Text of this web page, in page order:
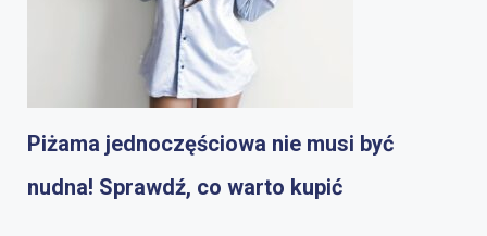
Piżama jednoczęściowa nie musi być
nudna! Sprawdź, co warto kupić